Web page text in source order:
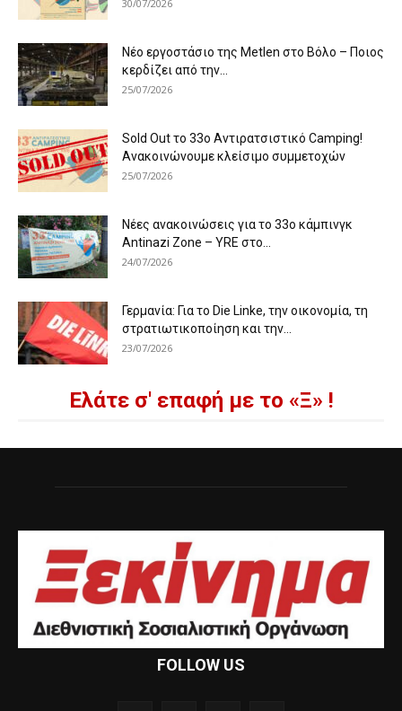
30/07/2026
Νέο εργοστάσιο της Metlen στο Βόλο – Ποιος
κερδίζει από την...
25/07/2026
Sold Out το 33ο Αντιρατσιστικό Camping!
Ανακοινώνουμε κλείσιμο συμμετοχών
25/07/2026
Νέες ανακοινώσεις για το 33ο κάμπινγκ
Antinazi Zone – YRE στο...
24/07/2026
Γερμανία: Για το Die Linke, την οικονομία, τη
στρατιωτικοποίηση και την...
23/07/2026
Ελάτε σ' επαφή με το «Ξ» !
FOLLOW US